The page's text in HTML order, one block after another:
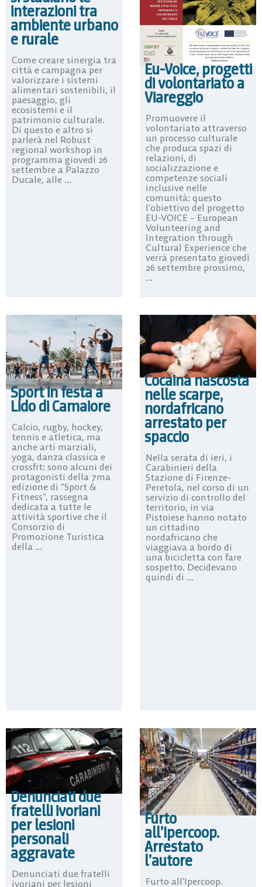
interazioni tra
ambiente urbano
e rurale
Come creare sinergia tra
città e campagna per
valorizzare i sistemi
alimentari sostenibili, il
paesaggio, gli
ecosistemi e il
patrimonio culturale.
Di questo e altro si
parlerà nel Robust
regional workshop in
programma giovedì 26
settembre a Palazzo
Ducale, alle ...
Eu-Voice, progetti
di volontariato a
Viareggio
Promuovere il
volontariato attraverso
un processo culturale
che produca spazi di
relazioni, di
socializzazione e
competenze sociali
inclusive nelle
comunità: questo
l’obiettivo del progetto
EU-VOICE – European
Volunteering and
Integration through
Cultural Experience che
verrà presentato giovedì
26 settembre prossimo,
...
Sport in festa a
Lido di Camaiore
Calcio, rugby, hockey,
tennis e atletica, ma
anche arti marziali,
yoga, danza classica e
crossfit: sono alcuni dei
protagonisti della 7ma
edizione di “Sport &
Fitness”, rassegna
dedicata a tutte le
attività sportive che il
Consorzio di
Promozione Turistica
della ...
Cocaina nascosta
nelle scarpe,
nordafricano
arrestato per
spaccio
Nella serata di ieri, i
Carabinieri della
Stazione di Firenze-
Peretola, nel corso di un
servizio di controllo del
territorio, in via
Pistoiese hanno notato
un cittadino
nordafricano che
viaggiava a bordo di
una bicicletta con fare
sospetto. Decidevano
quindi di ...
Denunciati due
fratelli ivoriani
per lesioni
personali
aggravate
Denunciati due fratelli
ivoriani per lesioni
Furto
all’Ipercoop.
Arrestato
l’autore
Furto all’Ipercoop.